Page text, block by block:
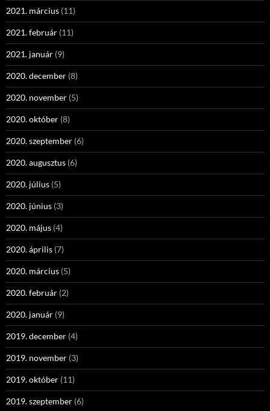
2021. március (11)
2021. február (11)
2021. január (9)
2020. december (8)
2020. november (5)
2020. október (8)
2020. szeptember (6)
2020. augusztus (6)
2020. július (5)
2020. június (3)
2020. május (4)
2020. április (7)
2020. március (5)
2020. február (2)
2020. január (9)
2019. december (4)
2019. november (3)
2019. október (11)
2019. szeptember (6)